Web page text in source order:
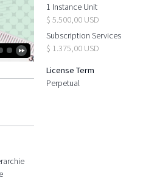
1 Instance Unit
$ 5.500,00 USD
Subscription Services
$ 1.375,00 USD
License Term
Perpetual